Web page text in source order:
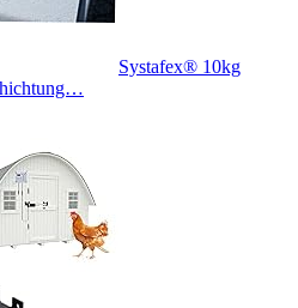
Systafex® 10kg